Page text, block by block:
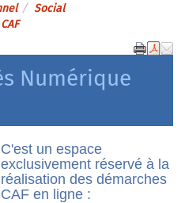
Social
Numérique
C'est un espace
exclusivement réservé à la
réalisation des démarches
CAF en ligne :